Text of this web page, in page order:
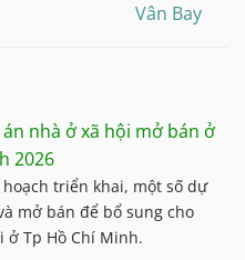
Vân Bay
nhà ở xã hội mở bán ở
2026
hoạch triển khai, một số dự
mở bán để bổ sung cho
ở Tp Hồ Chí Minh.